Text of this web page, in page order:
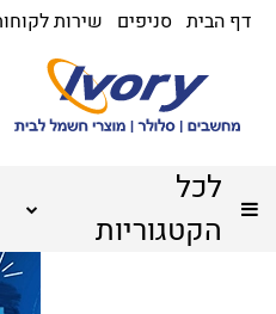
דף הבית סניפים שירות
לכל
הקטגוריות